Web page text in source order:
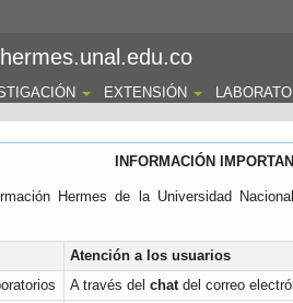
hermes.unal.edu.co
EXTENSIÓN
INFORMACIÓN
Hermes de la Universidad
Atención a los usuarios
A través del chatdel correo